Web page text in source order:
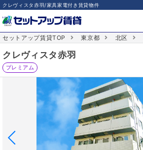
クレヴィスタ赤羽/家具家電付き賃貸物件
セットアップ賃貸TOP 東京都 北区
クレヴィスタ赤羽
プレミアム